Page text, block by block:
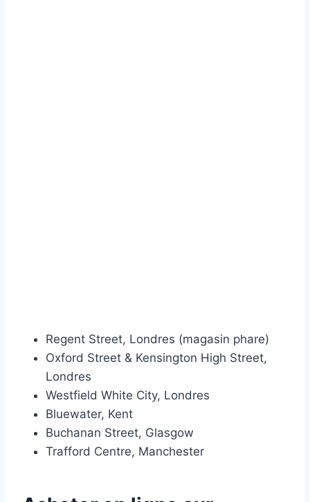
Regent Street, Londres (magasin phare)
Oxford Street & Kensington High Street,
Londres
Westfield White City, Londres
Bluewater, Kent
Buchanan Street, Glasgow
Trafford Centre, Manchester